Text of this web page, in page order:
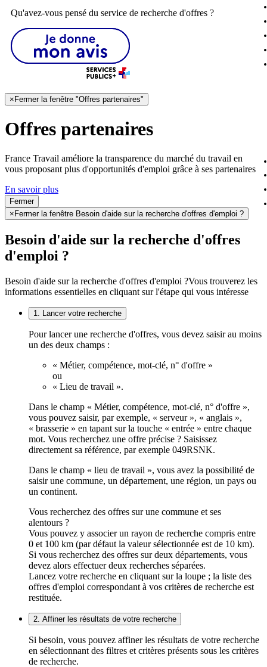
Qu'avez-vous pensé du service de recherche d'offres ?
× Fermer la fenêtre "Offres partenaires"
Offres partenaires
France Travail améliore la transparence du marché du travail en
vous proposant plus d'opportunités d'emploi grâce à ses partenaires
En savoir plus
Fermer
× Fermer la fenêtre Besoin d'aide sur la recherche d'offres d'emploi ?
Besoin d'aide sur la recherche d'offres
d'emploi ?
Besoin d'aide sur la recherche d'offres d'emploi ?Vous trouverez les
informations essentielles en cliquant sur l'étape qui vous intéresse
1. Lancer votre recherche
Pour lancer une recherche d'offres, vous devez saisir au moins
un des deux champs :
« Métier, compétence, mot-clé, n° d'offre »
ou
« Lieu de travail ».
Dans le champ « Métier, compétence, mot-clé, n° d'offre »,
vous pouvez saisir, par exemple, « serveur », « anglais »,
« brasserie » en tapant sur la touche « entrée » entre chaque
mot. Vous recherchez une offre précise ? Saisissez
directement sa référence, par exemple 049RSNK.
Dans le champ « lieu de travail », vous avez la possibilité de
saisir une commune, un département, une région, un pays ou
un continent.
Vous recherchez des offres sur une commune et ses
alentours ?
Vous pouvez y associer un rayon de recherche compris entre
0 et 100 km (par défaut la valeur sélectionnée est de 10 km).
Si vous recherchez des offres sur deux départements, vous
devez alors effectuer deux recherches séparées.
Lancez votre recherche en cliquant sur la loupe ; la liste des
offres d'emploi correspondant à vos critères de recherche est
restituée.
2. Affiner les résultats de votre recherche
Si besoin, vous pouvez affiner les résultats de votre recherche
en sélectionnant des filtres et critères présents sous les critères
de recherche.